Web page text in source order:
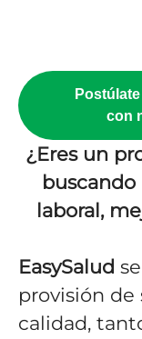
con
¿Eres un
laboral,
EasySalud
provisión de
calidad,